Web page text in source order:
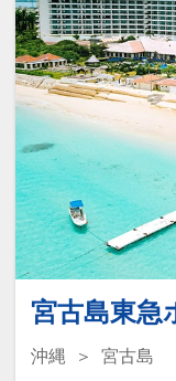
宮古島東急
沖縄
宮古島